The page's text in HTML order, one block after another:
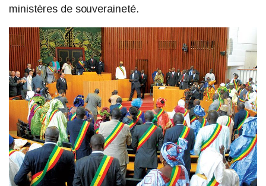
ministères de souveraineté.